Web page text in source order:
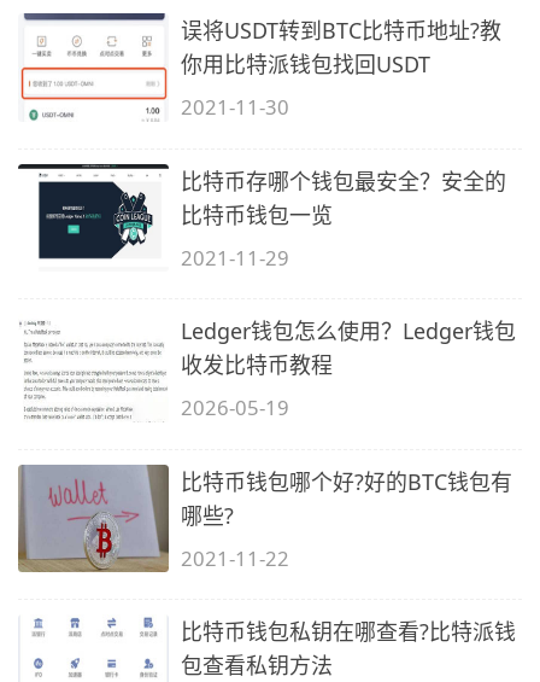
误将USDT转到BTC比特币地址?教
你用比特派钱包找回USDT
2021-11-30
比特币存哪个钱包最安全？安全的
比特币钱包一览
2021-11-29
Ledger钱包怎么使用？Ledger钱包
收发比特币教程
2026-05-19
比特币钱包哪个好?好的BTC钱包有
哪些?
2021-11-22
比特币钱包私钥在哪查看?比特派钱
包查看私钥方法